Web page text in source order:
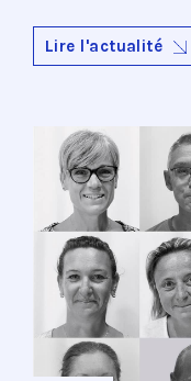
Lire l'actualité